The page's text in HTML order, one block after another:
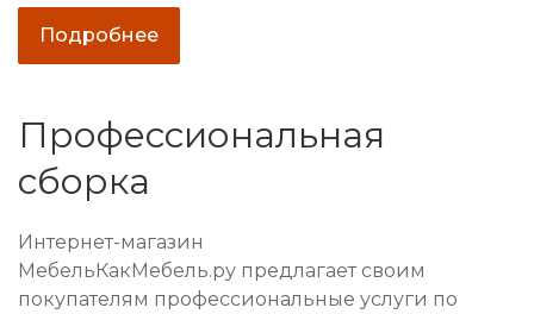
Подробнее
Профессиональная
сборка
Интернет-магазин
МебельКакМебель.ру предлагает своим
покупателям профессиональные услуги по